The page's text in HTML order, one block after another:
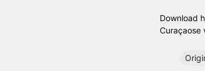
Download
Curaçaose